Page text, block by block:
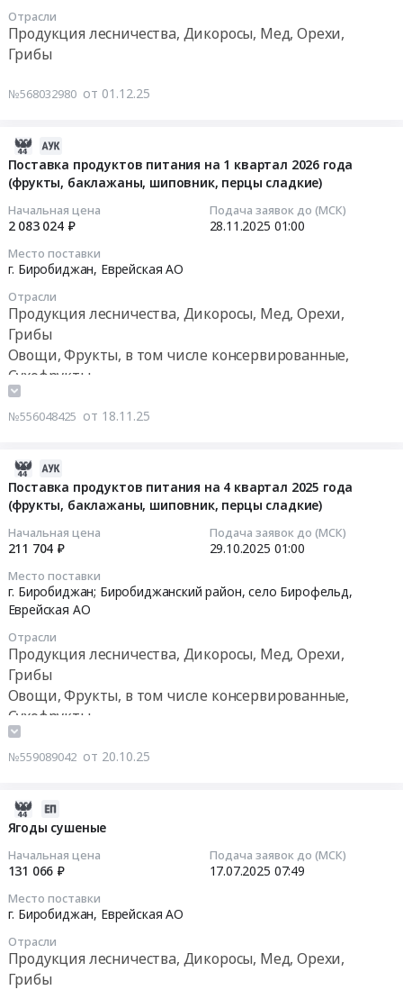
Отрасли
Продукция лесничества, Дикоросы, Мед, Орехи,
Грибы
№568032980 от 01.12.25
Поставка продуктов питания на 1 квартал 2026 года
(фрукты, баклажаны, шиповник, перцы сладкие)
Начальная цена
2 083 024 ₽
Подача заявок до (МСК)
28.11.2025 01:00
Место поставки
г. Биробиджан, Еврейская АО
Отрасли
Продукция лесничества, Дикоросы, Мед, Орехи,
Грибы
Овощи, Фрукты, в том числе консервированные,
Сухофрукты
№556048425 от 18.11.25
Поставка продуктов питания на 4 квартал 2025 года
(фрукты, баклажаны, шиповник, перцы сладкие)
Начальная цена
211 704 ₽
Подача заявок до (МСК)
29.10.2025 01:00
Место поставки
г. Биробиджан; Биробиджанский район, село Бирофельд,
Еврейская АО
Отрасли
Продукция лесничества, Дикоросы, Мед, Орехи,
Грибы
Овощи, Фрукты, в том числе консервированные,
Сухофрукты
№559089042 от 20.10.25
Ягоды сушеные
Начальная цена
131 066 ₽
Подача заявок до (МСК)
17.07.2025 07:49
Место поставки
г. Биробиджан, Еврейская АО
Отрасли
Продукция лесничества, Дикоросы, Мед, Орехи,
Грибы